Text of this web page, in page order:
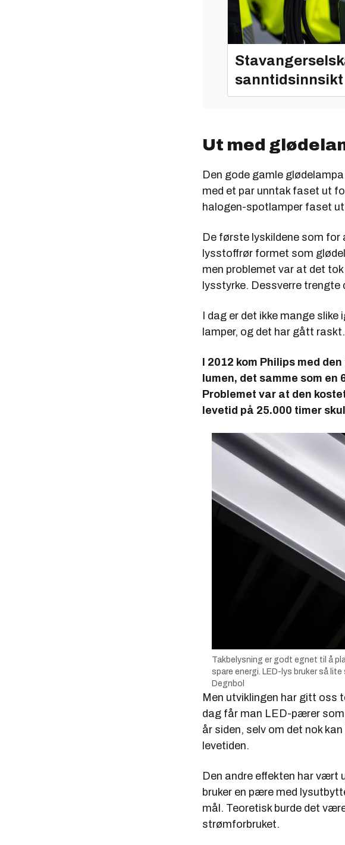
Ut med
Den gode gamle
med et par unntak faset ut
halogen-spotlamper faset
De første lyskildene som
lysstoffrør formet som
men problemet var at det
lysstyrke. Dessverre trengte
I dag er det ikke mange
lamper, og det har gått raskt.
I 2012 kom Philips med
lumen, det samme som
Problemet var at den
levetid på 25.000 timer
Takbelysning er godt egnet til å
spare energi. LED-lys bruker så
Degnbol
Men utviklingen har gitt oss
dag får man LED-pærer som
år siden, selv om det nok
levetiden.
Den andre effekten har vært
bruker en pære med
mål. Teoretisk burde det
strømforbruket.